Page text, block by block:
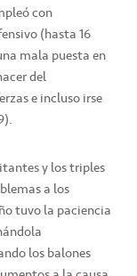
con
(hasta 16
mala puesta en
del
e incluso irse
y los triples
a los
tuvo la paciencia
los balones